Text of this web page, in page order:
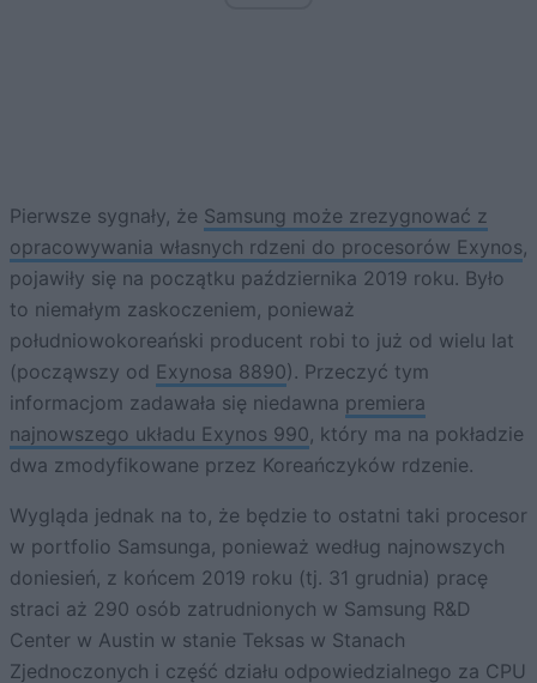
Pierwsze sygnały, że Samsung może zrezygnować z
opracowywania własnych rdzeni do procesorów Exynos,
pojawiły się na początku października 2019 roku. Było
to niemałym zaskoczeniem, ponieważ
południowokoreański producent robi to już od wielu lat
(począwszy od Exynosa 8890). Przeczyć tym
informacjom zadawała się niedawna premiera
najnowszego układu Exynos 990, który ma na pokładzie
dwa zmodyfikowane przez Koreańczyków rdzenie.
Wygląda jednak na to, że będzie to ostatni taki procesor
w portfolio Samsunga, ponieważ według najnowszych
doniesień, z końcem 2019 roku (tj. 31 grudnia) pracę
straci aż 290 osób zatrudnionych w Samsung R&D
Center w Austin w stanie Teksas w Stanach
Zjednoczonych i część działu odpowiedzialnego za CPU